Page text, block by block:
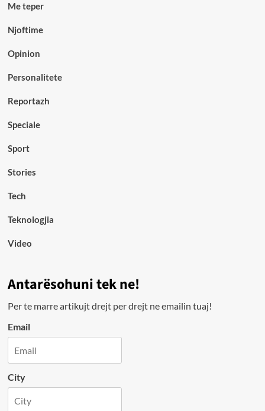
Me teper
Njoftime
Opinion
Personalitete
Reportazh
Speciale
Sport
Stories
Tech
Teknologjia
Video
Antarësohuni tek ne!
Per te marre artikujt drejt per drejt ne emailin tuaj!
Email
City